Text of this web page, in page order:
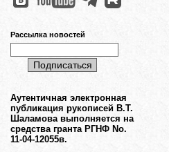
Рассылка новостей
Аутентичная электронная
публикация рукописей В.Т.
Шаламова выполняется на
средства гранта РГНФ No.
11-04-12055в.